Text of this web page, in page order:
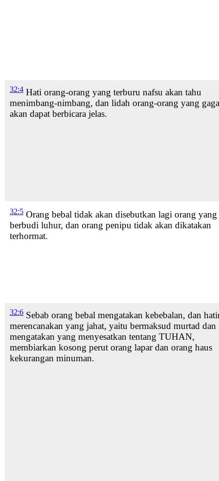
32:4 Hati orang-orang yang terburu nafsu akan tahu
menimbang-nimbang, dan lidah orang-orang yang
akan dapat berbicara jelas.
32:5 Orang bebal tidak akan disebutkan lagi orang yang
berbudi luhur, dan orang penipu tidak akan dikatakan
terhormat.
32:6 Sebab orang bebal mengatakan kebebalan, dan
merencanakan yang jahat, yaitu bermaksud murtad dan
mengatakan yang menyesatkan tentang TUHAN,
membiarkan kosong perut orang lapar dan orang haus
kekurangan minuman.